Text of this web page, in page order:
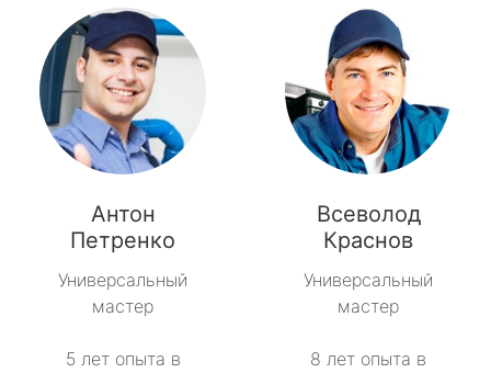
Антон
Петренко
Универсальный
мастер
5 лет опыта в
Всеволод
Краснов
Универсальный
мастер
8 лет опыта в